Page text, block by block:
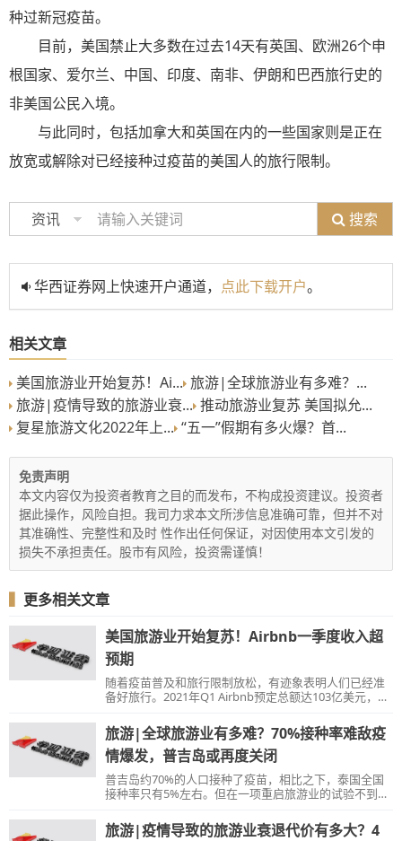
种过新冠疫苗。
目前，美国禁止大多数在过去14天有英国、欧洲26个申
根国家、爱尔兰、中国、印度、南非、伊朗和巴西旅行史的
非美国公民入境。
与此同时，包括加拿大和英国在内的一些国家则是正在
放宽或解除对已经接种过疫苗的美国人的旅行限制。
资讯 搜索
华西证券网上快速开户通道， 点此下载开户。
相关文章
美国旅游业开始复苏！Ai... 旅游|全球旅游业有多难？...
旅游|疫情导致的旅游业衰... 推动旅游业复苏 美国拟允...
复星旅游文化2022年上... “五一”假期有多火爆？首...
免责声明
本文内容仅为投资者教育之目的而发布，不构成投资建议。投资者
据此操作，风险自担。我司力求本文所涉信息准确可靠，但并不对
其准确性、完整性和及时 性作出任何保证，对因使用本文引发的
损失不承担责任。股市有风险，投资需谨慎！
▍ 更多相关文章
美国旅游业开始复苏！Airbnb一季度收入超
预期
随着疫苗普及和旅行限制放松，有迹象表明人们已经准
备好旅行。2021年Q1 Airbnb预定总额达103亿美元，同
预计旅游业将出现前所未有的反弹。
旅游|全球旅游业有多难？70%接种率难敌疫
情爆发，普吉岛或再度关闭
普吉岛约70%的人口接种了疫苗，相比之下，泰国全国
接种率只有5%左右。但在一项重启旅游业的试验不到一
快恢复旅游业并提振经济的计划受到威胁。
旅游|疫情导致的旅游业衰退代价有多大？4